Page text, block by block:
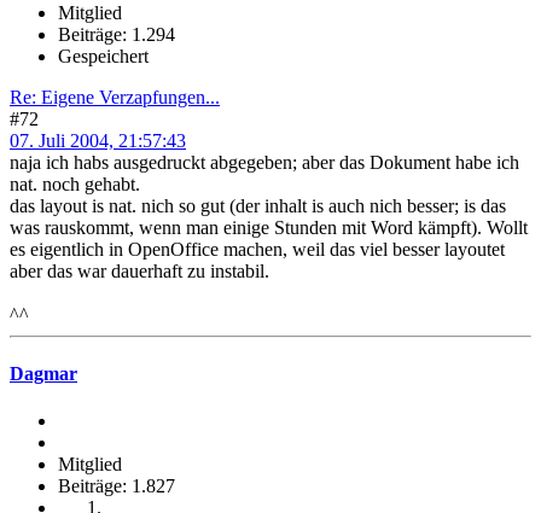
Mitglied
Beiträge: 1.294
Gespeichert
Re: Eigene Verzapfungen...
#72
07. Juli 2004, 21:57:43
naja ich habs ausgedruckt abgegeben; aber das Dokument habe ich
nat. noch gehabt.
das layout is nat. nich so gut (der inhalt is auch nich besser; is das
was rauskommt, wenn man einige Stunden mit Word kämpft). Wollt
es eigentlich in OpenOffice machen, weil das viel besser layoutet
aber das war dauerhaft zu instabil.
^^
Dagmar
Mitglied
Beiträge: 1.827